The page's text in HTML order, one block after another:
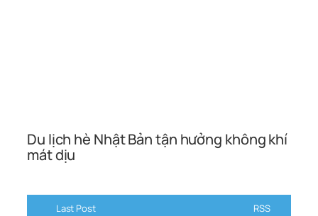
Du lịch hè Nhật Bản tận hưởng không khí
mát dịu
Last Post RSS